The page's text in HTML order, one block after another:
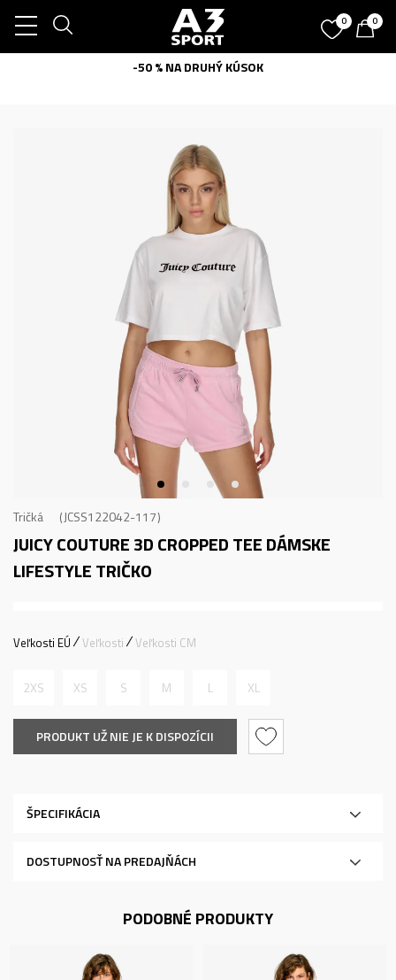
0 0
-50 % NA DRUHÝ KÚSOK
Tričká JCSS122042-117
JUICY COUTURE 3D CROPPED TEEDÁMSKE
LIFESTYLE TRIČKO
Veľkosti EÚ Veľkosti Veľkosti CM
2XS XS S M L XL
PRODUKT UŽ NIE JE K DISPOZÍCII
ŠPECIFIKÁCIA
DOSTUPNOSŤ NA PREDAJŇÁCH
PODOBNÉ PRODUKTY